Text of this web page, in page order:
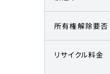
所有権解除要否
リサイクル料金